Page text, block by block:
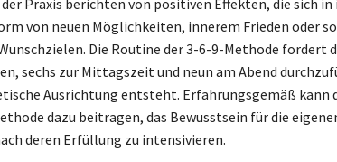
von neuen Möglichkeiten, innerem Frieden oder
Die Routine der 3-6-9-Methode fordert
sechs zur Mittagszeit und neun am Abend
Ausrichtung entsteht. Erfahrungsgemäß kann
dazu beitragen, das Bewusstsein für die
deren Erfüllung zu intensivieren.